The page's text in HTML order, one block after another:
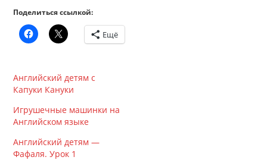
Поделиться ссылкой:
Ещё
Английский детям с
Капуки Кануки
Игрушечные машинки на
Английском языке
Английский детям —
Фафаля. Урок 1